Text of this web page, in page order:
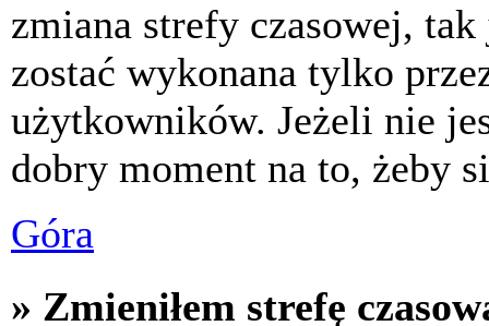
zmiana strefy czasowej,
zostać wykonana tylko
użytkowników. Jeżeli nie
dobry moment na to, żeby
Góra
» Zmieniłem strefę